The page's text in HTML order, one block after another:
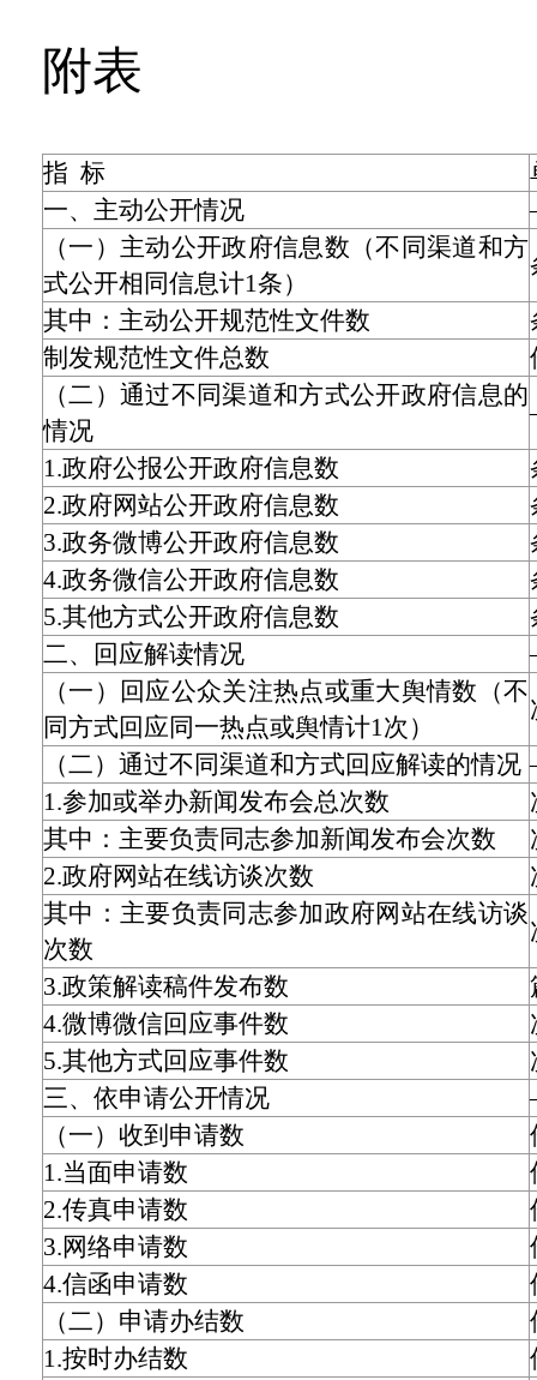
附表
指 标
一、主动公开情况
（一）主动公开政府信息数（不同渠道和方
式公开相同信息计1条）
其中：主动公开规范性文件数
制发规范性文件总数
（二）通过不同渠道和方式公开政府信息的
情况
1.政府公报公开政府信息数
2.政府网站公开政府信息数
3.政务微博公开政府信息数
4.政务微信公开政府信息数
5.其他方式公开政府信息数
二、回应解读情况
（一）回应公众关注热点或重大舆情数（不
同方式回应同一热点或舆情计1次）
（二）通过不同渠道和方式回应解读的情况
1.参加或举办新闻发布会总次数
其中：主要负责同志参加新闻发布会次数
2.政府网站在线访谈次数
其中：主要负责同志参加政府网站在线访谈
次数
3.政策解读稿件发布数
4.微博微信回应事件数
5.其他方式回应事件数
三、依申请公开情况
（一）收到申请数
1.当面申请数
2.传真申请数
3.网络申请数
4.信函申请数
（二）申请办结数
1.按时办结数